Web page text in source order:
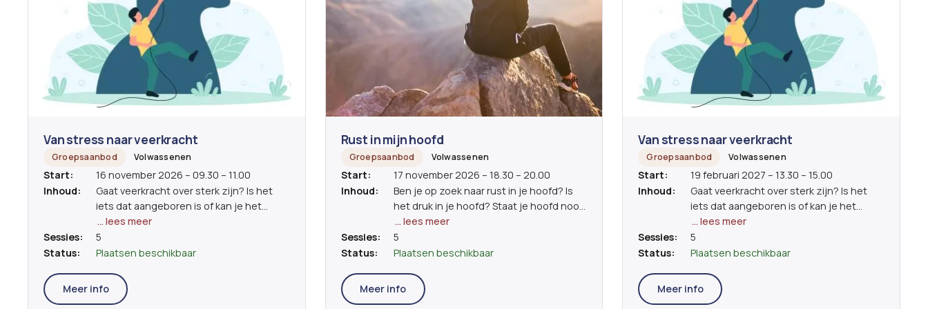
Van stress naar veerkracht
Groepsaanbod Volwassenen
Start:
16 november 2026 – 09.30 – 11.00
Inhoud:
Gaat veerkracht over sterk zijn? Is het
iets dat aangeboren is of kan je het
leren? Wanneer veerde jij in het verleden
recht na een tegenslag? Het leven zit vol
kleine en grote uitdagingen. Deze vragen
kunst om mee te deinen op de golven
van verandering. Veerkracht zegt iets
… lees meer
Sessies:
5
Status:
Plaatsen beschikbaar
Meer info
Rust in mijn hoofd
Groepsaanbod Volwassenen
Start:
17 november 2026 – 18.30 – 20.00
Inhoud:
Ben je op zoek naar rust in je hoofd? Is
het druk in je hoofd? Staat je hoofd nooit
stil? Krijg je soms hoofdpijn omdat je
denkt, herdenkt en blijft denken …? Wil jij
anders leren denken en zo minder stress
echt iets voor jou! In deze training
werken we op een actieve manier aan
… lees meer
Sessies:
5
Status:
Plaatsen beschikbaar
Meer info
Van stress naar veerkracht
Groepsaanbod Volwassenen
Start:
19 februari 2027 – 13.30 – 15.00
Inhoud:
Gaat veerkracht over sterk zijn? Is het
iets dat aangeboren is of kan je het
leren? Wanneer veerde jij in het verleden
recht na een tegenslag? Het leven zit vol
kleine en grote uitdagingen. Deze vragen
kunst om mee te deinen op de golven
van verandering. Veerkracht zegt iets
… lees meer
Sessies:
5
Status:
Plaatsen beschikbaar
Meer info